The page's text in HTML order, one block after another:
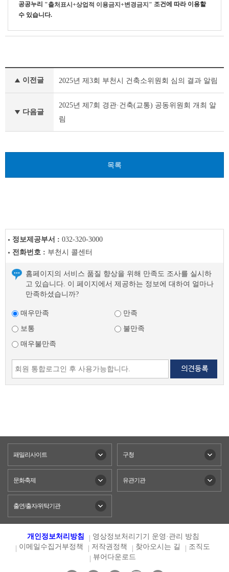
공공누리 "출처표시+상업적 이용금지+변경금지" 조건에 따라 이용할
수 있습니다.
행
이
글
이전글 2025년 제3회 부천시 건축소위원회 심의 결과 알림
다음글
2025년 제7회 경관·건축(교통) 공동위원회 개최 알
림
목록
정보제공부서 : 032-320-3000
전화번호 : 부천시 콜센터
홈페이지의 서비스 품질 향상을 위해 만족도 조사를 실시하
고 있습니다. 이 페이지에서 제공하는 정보에 대하여 얼마나
만족하셨습니까?
매우만족
만족
보통
불만족
매우불만족
패밀리사이트 구청
문화축제 유관기관
출연/출자/위탁기관
개인정보처리방침
영상정보처리기기 운영·관리 방침
이메일수집거부정책
저작권정책 찾아오시는 길
조직도
뷰어다운로드